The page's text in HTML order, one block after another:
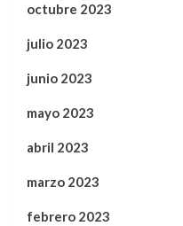
octubre 2023
julio 2023
junio 2023
mayo 2023
abril 2023
marzo 2023
febrero 2023